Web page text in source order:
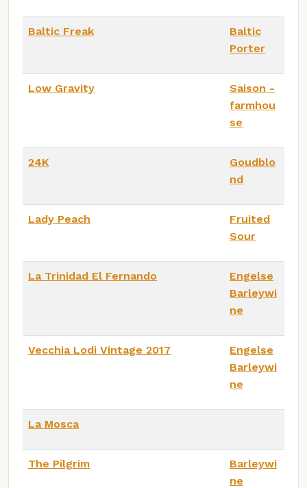
Baltic Freak
Baltic
Porter
Low Gravity
Saison -
farmhou
se
24K
Goudblo
nd
Lady Peach
Fruited
Sour
La Trinidad El Fernando
Engelse
Barleywi
ne
Vecchia Lodi Vintage 2017
Engelse
Barleywi
ne
La Mosca
The Pilgrim
Barleywi
ne